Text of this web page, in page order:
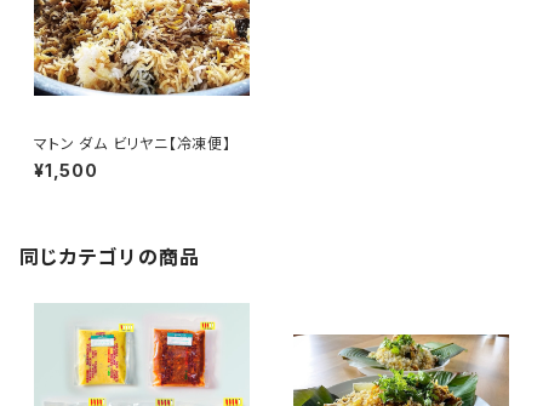
マトン ダム ビリヤニ【冷凍便】
¥1,500
同じカテゴリの商品